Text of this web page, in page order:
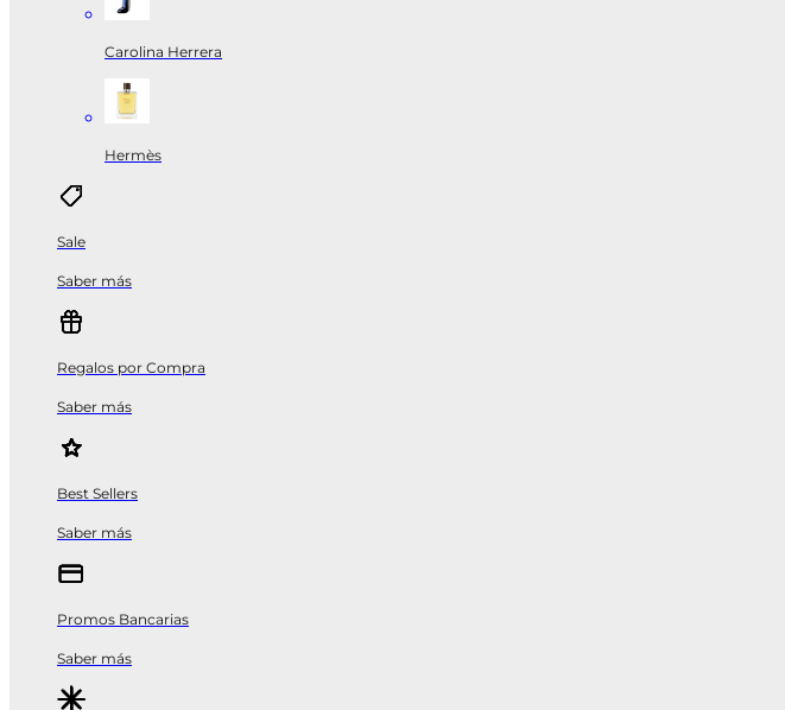
Carolina Herrera
Hermès
Sale
Saber más
Regalos por Compra
Saber más
Best Sellers
Saber más
Promos Bancarias
Saber más